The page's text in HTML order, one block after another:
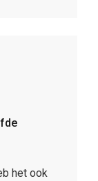
het ook